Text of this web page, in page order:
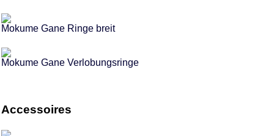
Mokume Gane Ringe breit
Mokume Gane Verlobungsringe
Accessoires